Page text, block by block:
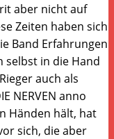
aber nicht auf
Zeiten haben sich
Band Erfahrungen
selbst in die Hand
auch als
NERVEN anno
Händen hält, hat
sich, die aber